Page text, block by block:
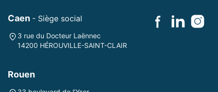
Caen - Siège social
3 rue du Docteur Laënnec
14200 HÉROUVILLE-SAINT-CLAIR
Rouen